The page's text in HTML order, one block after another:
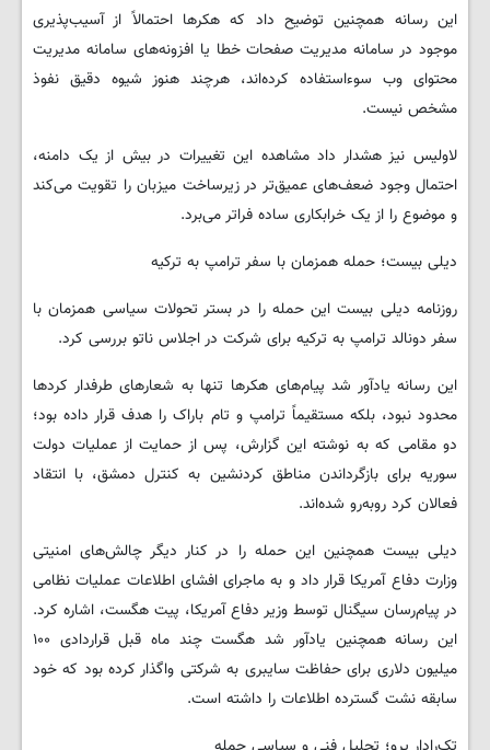
این رسانه همچنین توضیح داد که هکرها احتمالاً از آسیب‌پذیری
موجود در سامانه مدیریت صفحات خطا یا افزونه‌های سامانه مدیریت
محتوای وب سوءاستفاده کرده‌اند، هرچند هنوز شیوه دقیق نفوذ
مشخص نیست.
لاولیس نیز هشدار داد مشاهده این تغییرات در بیش از یک دامنه،
احتمال وجود ضعف‌های عمیق‌تر در زیرساخت میزبان را تقویت می‌کند
و موضوع را از یک خرابکاری ساده فراتر می‌برد.
دیلی بیست؛ حمله همزمان با سفر ترامپ به ترکیه
روزنامه دیلی بیست این حمله را در بستر تحولات سیاسی همزمان با
سفر دونالد ترامپ به ترکیه برای شرکت در اجلاس ناتو بررسی کرد.
این رسانه یادآور شد پیام‌های هکرها تنها به شعارهای طرفدار کردها
محدود نبود، بلکه مستقیماً ترامپ و تام باراک را هدف قرار داده بود؛
دو مقامی که به نوشته این گزارش، پس از حمایت از عملیات دولت
سوریه برای بازگرداندن مناطق کردنشین به کنترل دمشق، با انتقاد
فعالان کرد روبه‌رو شده‌اند.
دیلی بیست همچنین این حمله را در کنار دیگر چالش‌های امنیتی
وزارت دفاع آمریکا قرار داد و به ماجرای افشای اطلاعات عملیات نظامی
در پیام‌رسان سیگنال توسط وزیر دفاع آمریکا، پیت هگست، اشاره کرد.
این رسانه همچنین یادآور شد هگست چند ماه قبل قراردادی ۱۰۰
میلیون دلاری برای حفاظت سایبری به شرکتی واگذار کرده بود که خود
سابقه نشت گسترده اطلاعات را داشته است.